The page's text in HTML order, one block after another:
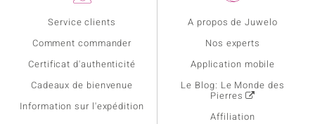
Service clients
Comment commander
Certificat d'authenticité
Cadeaux de bienvenue
Information sur l'expédition
A propos de Juwelo
Nos experts
Application mobile
Le Blog: Le Monde des
Pierres
Affiliation